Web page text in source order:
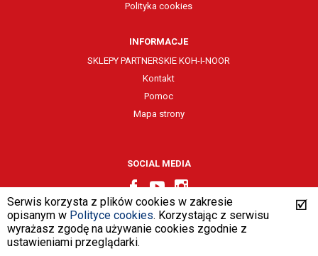
Polityka cookies
INFORMACJE
SKLEPY PARTNERSKIE KOH-I-NOOR
Kontakt
Pomoc
Mapa strony
SOCIAL MEDIA
Serwis korzysta z plików cookies w zakresie
opisanym w Polityce cookies. Korzystając z serwisu
wyrażasz zgodę na używanie cookies zgodnie z
ustawieniami przeglądarki.